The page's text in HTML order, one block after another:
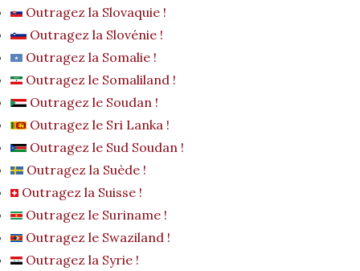
Outragez la Slovaquie !
Outragez la Slovénie !
Outragez la Somalie !
Outragez le Somaliland !
Outragez le Soudan !
Outragez le Sri Lanka !
Outragez le Sud Soudan !
Outragez la Suède !
Outragez la Suisse !
Outragez le Suriname !
Outragez le Swaziland !
Outragez la Syrie !